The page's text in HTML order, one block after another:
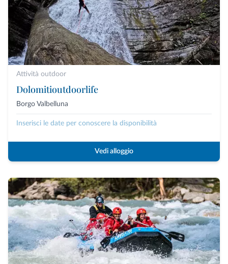
Attività outdoor
Dolomitioutdoorlife
Borgo Valbelluna
Inserisci le date per conoscere la disponibilità
Vedi alloggio